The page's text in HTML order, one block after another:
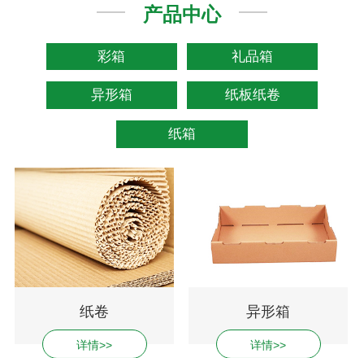
产品中心
彩箱 礼品箱
异形箱 纸板纸卷
纸箱
纸卷
详情>>
异形箱
详情>>